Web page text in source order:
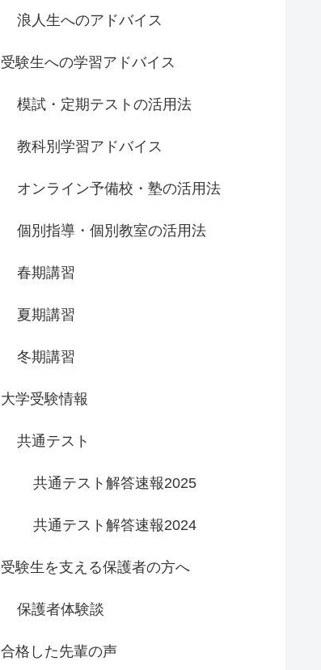
浪人生へのアドバイス
受験生への学習アドバイス
模試・定期テストの活用法
教科別学習アドバイス
オンライン予備校・塾の活用法
個別指導・個別教室の活用法
春期講習
夏期講習
冬期講習
大学受験情報
共通テスト
共通テスト解答速報2025
共通テスト解答速報2024
受験生を支える保護者の方へ
保護者体験談
合格した先輩の声